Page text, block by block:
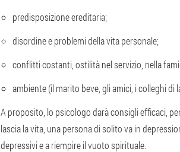
predisposizione ereditaria;
disordine e problemi della vita personale;
conflitti costanti, ostilità nel servizio, nella
ambiente (il marito beve, gli amici, i colleghi
A proposito, lo psicologo darà consigli efficaci,
lascia la vita, una persona di solito va in
depressivi e a riempire il vuoto spirituale.